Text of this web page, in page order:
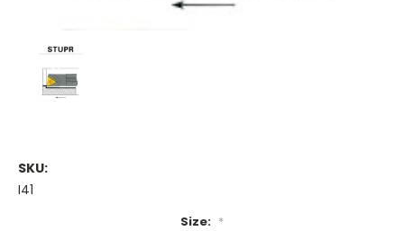
SKU:
I41
Size: *